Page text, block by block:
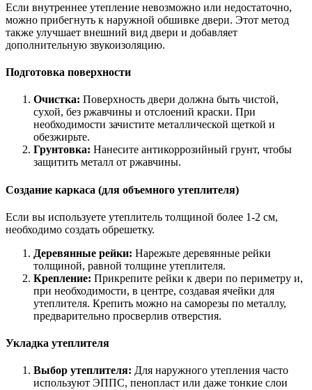
Если внутреннее утепление невозможно или недостаточно,
можно прибегнуть к наружной обшивке двери. Этот метод
также улучшает внешний вид двери и добавляет
дополнительную звукоизоляцию.
Подготовка поверхности
Очистка: Поверхность двери должна быть чистой,
сухой, без ржавчины и отслоений краски. При
необходимости зачистите металлической щеткой и
обезжирьте.
Грунтовка: Нанесите антикоррозийный грунт, чтобы
защитить металл от ржавчины.
Создание каркаса (для объемного утеплителя)
Если вы используете утеплитель толщиной более 1-2 см,
необходимо создать обрешетку.
Деревянные рейки: Нарежьте деревянные рейки
толщиной, равной толщине утеплителя.
Крепление: Прикрепите рейки к двери по периметру и,
при необходимости, в центре, создавая ячейки для
утеплителя. Крепить можно на саморезы по металлу,
предварительно просверлив отверстия.
Укладка утеплителя
Выбор утеплителя: Для наружного утепления часто
используют ЭППС, пенопласт или даже тонкие слои